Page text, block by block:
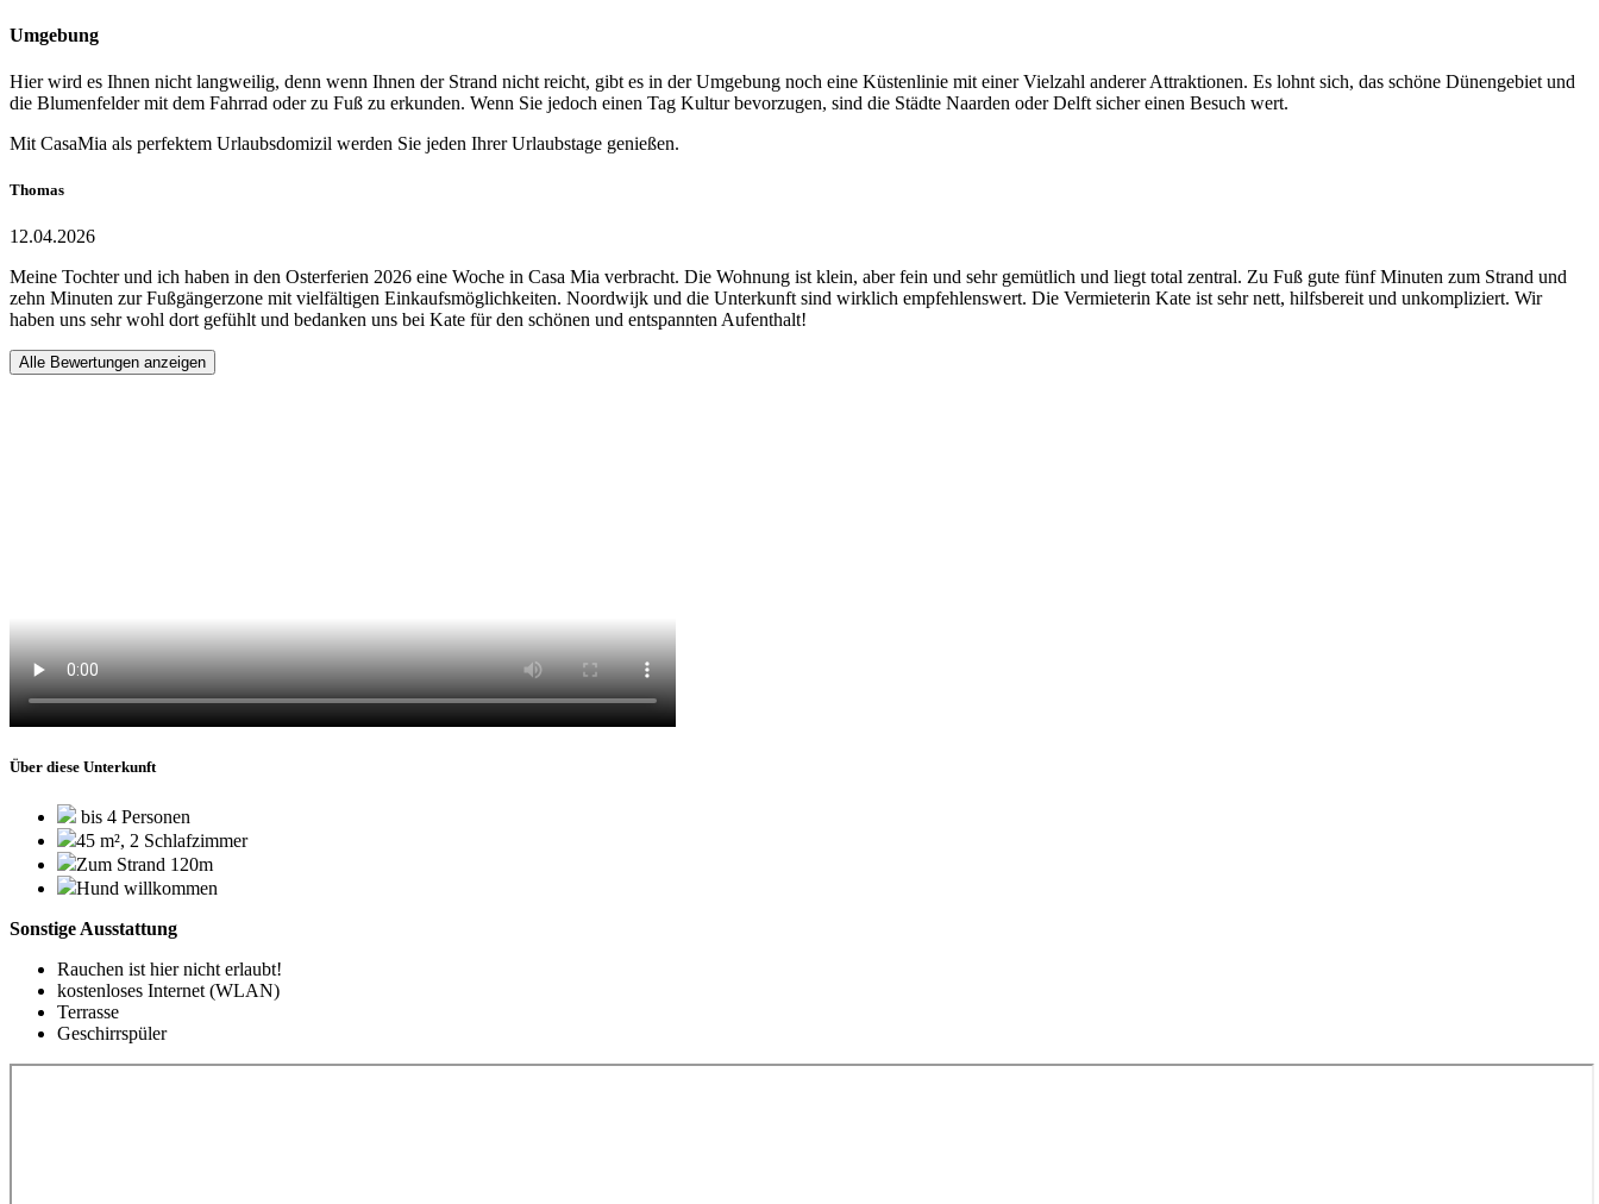
Umgebung
Hier wird es Ihnen nicht langweilig, denn wenn Ihnen der Strand nicht reicht, gibt es in der Umgebung noch eine Küstenlinie mit einer Vielzahl anderer Attraktionen. Es lohnt sich, das schöne Dünengebiet und
die Blumenfelder mit dem Fahrrad oder zu Fuß zu erkunden. Wenn Sie jedoch einen Tag Kultur bevorzugen, sind die Städte Naarden oder Delft sicher einen Besuch wert.
Mit CasaMia als perfektem Urlaubsdomizil werden Sie jeden Ihrer Urlaubstage genießen.
Thomas
12.04.2026
Meine Tochter und ich haben in den Osterferien 2026 eine Woche in Casa Mia verbracht. Die Wohnung ist klein, aber fein und sehr gemütlich und liegt total zentral. Zu Fuß gute fünf Minuten zum Strand und
zehn Minuten zur Fußgängerzone mit vielfältigen Einkaufsmöglichkeiten. Noordwijk und die Unterkunft sind wirklich empfehlenswert. Die Vermieterin Kate ist sehr nett, hilfsbereit und unkompliziert. Wir
haben uns sehr wohl dort gefühlt und bedanken uns bei Kate für den schönen und entspannten Aufenthalt!
Alle Bewertungen anzeigen
Über diese Unterkunft
bis 4 Personen
45 m², 2 Schlafzimmer
Zum Strand 120m
Hund willkommen
Sonstige Ausstattung
Rauchen ist hier nicht erlaubt!
kostenloses Internet (WLAN)
Terrasse
Geschirrspüler